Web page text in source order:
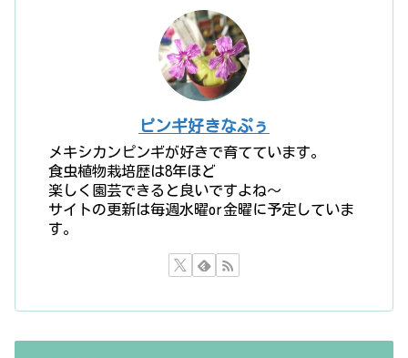
ピンギ好きなぷぅ
メキシカンピンギが好きで育てています。
食虫植物栽培歴は8年ほど
楽しく園芸できると良いですよね〜
サイトの更新は毎週水曜or金曜に予定していま
す。